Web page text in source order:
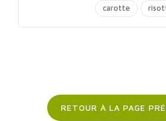
carotte
RETOUR À LA PAGE